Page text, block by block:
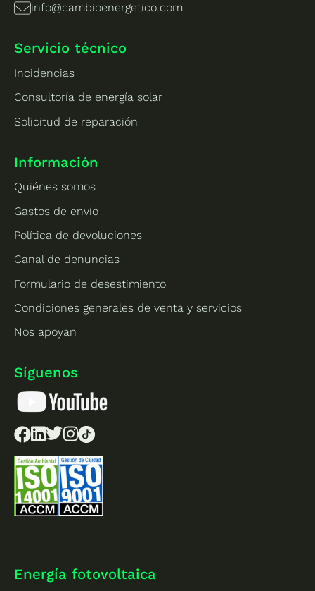
info@cambioenergetico.com
Servicio técnico
Incidencias
Consultoría de energía solar
Solicitud de reparación
Información
Quiénes somos
Gastos de envío
Política de devoluciones
Canal de denuncias
Formulario de desestimiento
Condiciones generales de venta y servicios
Nos apoyan
Síguenos
Energía fotovoltaica